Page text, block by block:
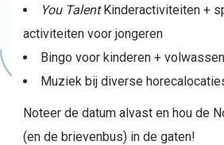
You TalentKinderactiviteiten +
activiteiten voor jongeren
Bingo voor kinderen +
Muziek bij diverse
Noteer de datum alvast en hou de
(en de brievenbus) in de gaten!